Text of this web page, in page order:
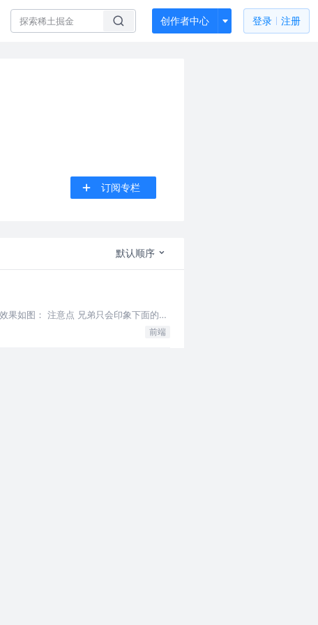
创作者中心 登录 注册
订阅专栏
默认顺序
果如图： 注意点 兄弟只会印象下面的p
前端